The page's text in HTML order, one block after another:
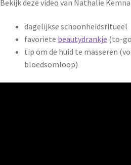
Bekijk deze video van Nathalie
dagelijkse schoonheidsritueel
favoriete beautydrankje (to-
tip om de huid te masseren
bloedsomloop)